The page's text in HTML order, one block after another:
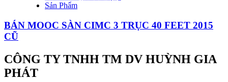
Sản Phẩm
BÁN MOOC SÀN CIMC 3 TRỤC 40 FEET 2015
CŨ
CÔNG TY TNHH TM DV HUỲNH GIA
PHÁT